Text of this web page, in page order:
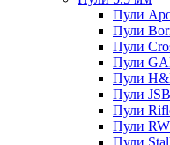
Пули
Пули
Пули
Пули
Пули
Пули
Пули
Пули
Пули